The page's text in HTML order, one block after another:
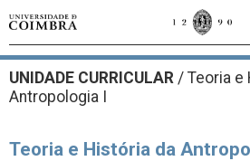
UNIDADE CURRICULAR / Teoria e
Antropologia I
Teoria e História da